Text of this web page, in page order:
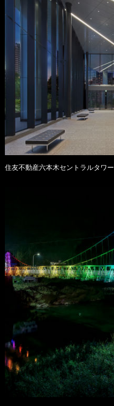
住友不動産六本木セントラルタワー